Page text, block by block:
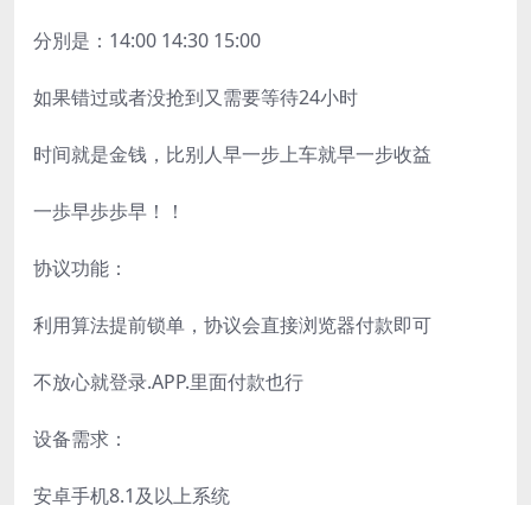
分別是：14:00 14:30 15:00
如果错过或者没抢到又需要等待24小时
时间就是金钱，比别人早一步上车就早一步收益
一歩早歩歩早！！
协议功能：
利用算法提前锁单，协议会直接浏览器付款即可
不放心就登录.APP.里面付款也行
设备需求：
安卓手机8.1及以上系统